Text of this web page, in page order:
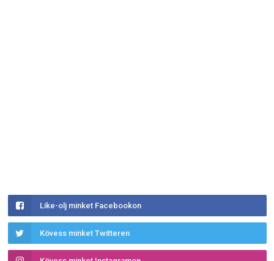
Like-olj minket Facebookon
Kövess minket Twitteren